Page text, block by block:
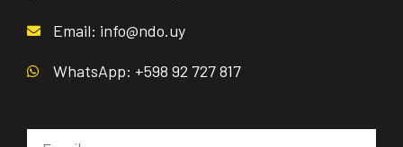
Email: info@ndo.uy
WhatsApp: +598 92 727 817